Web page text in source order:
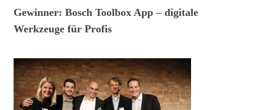
Gewinner: Bosch Toolbox App – digitale
Werkzeuge für Profis